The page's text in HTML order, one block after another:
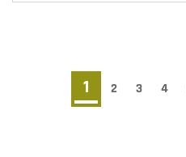
Paginación
Página
actual
1 Page
2 Page
3 Page
4